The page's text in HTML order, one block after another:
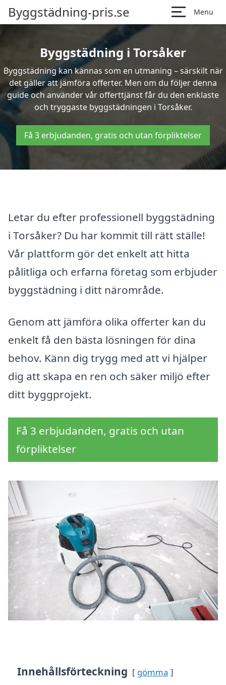
Byggstädning-pris.se Menu
Byggstädning i Torsåker
Byggstädning kan kännas som en utmaning – särskilt när
det gäller att jämföra offerter. Men om du följer denna
guide och använder vår offerttjänst får du den enklaste
och tryggaste byggstädningen i Torsåker.
Få 3 erbjudanden, gratis och utan förpliktelser
Letar du efter professionell byggstädning
i Torsåker? Du har kommit till rätt ställe!
Vår plattform gör det enkelt att hitta
pålitliga och erfarna företag som erbjuder
byggstädning i ditt närområde.
Genom att jämföra olika offerter kan du
enkelt få den bästa lösningen för dina
behov. Känn dig trygg med att vi hjälper
dig att skapa en ren och säker miljö efter
ditt byggprojekt.
Få 3 erbjudanden, gratis och utan
förpliktelser
Innehållsförteckning gömma